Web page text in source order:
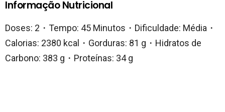
Informação Nutricional
Doses: 2・Tempo: 45 Minutos・Dificuldade: Média・
Calorias: 2380 kcal・Gorduras: 81 g・Hidratos de
Carbono: 383 g・Proteínas: 34 g